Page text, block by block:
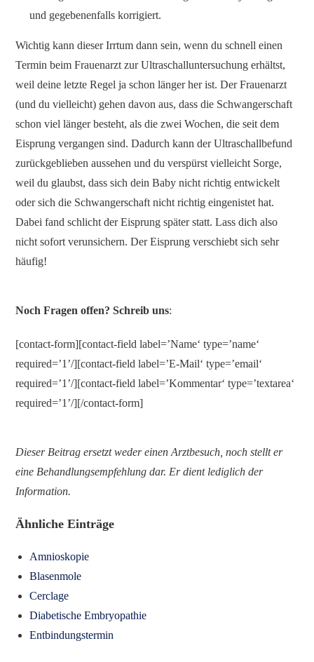
und gegebenenfalls korrigiert.
Wichtig kann dieser Irrtum dann sein, wenn du schnell einen
Termin beim Frauenarzt zur Ultraschalluntersuchung erhältst,
weil deine letzte Regel ja schon länger her ist. Der Frauenarzt
(und du vielleicht) gehen davon aus, dass die Schwangerschaft
schon viel länger besteht, als die zwei Wochen, die seit dem
Eisprung vergangen sind. Dadurch kann der Ultraschallbefund
zurückgeblieben aussehen und du verspürst vielleicht Sorge,
weil du glaubst, dass sich dein Baby nicht richtig entwickelt
oder sich die Schwangerschaft nicht richtig eingenistet hat.
Dabei fand schlicht der Eisprung später statt. Lass dich also
nicht sofort verunsichern. Der Eisprung verschiebt sich sehr
häufig!
Noch Fragen offen? Schreib uns:
[contact-form][contact-field label=’Name‘ type=’name‘
required=’1’/][contact-field label=’E-Mail‘ type=’email‘
required=’1’/][contact-field label=’Kommentar‘ type=’textarea‘
required=’1’/][/contact-form]
Dieser Beitrag ersetzt weder einen Arztbesuch, noch stellt er
eine Behandlungsempfehlung dar. Er dient lediglich der
Information.
Ähnliche Einträge
Amnioskopie
Blasenmole
Cerclage
Diabetische Embryopathie
Entbindungstermin